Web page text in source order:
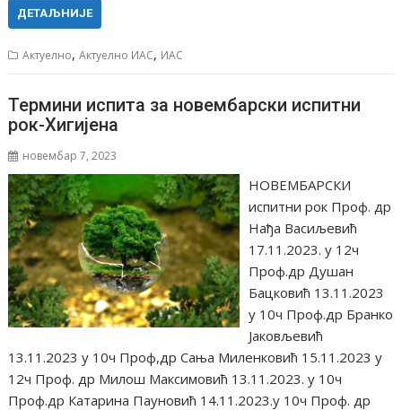
ДЕТАЉНИЈЕ
Актуелно,Актуелно ИАС, ИАС
Термини испита за новембарски испитни
рок-Хигијена
новембар 7, 2023
НОВЕМБАРСКИ
испитни рок Проф. др
Нађа Васиљевић
17.11.2023. у 12ч
Проф.др Душан
Бацковић 13.11.2023
у 10ч Проф.др Бранко
Јаковљевић
13.11.2023 у 10ч Проф,др Сања Миленковић 15.11.2023 у
12ч Проф. др Милош Максимовић 13.11.2023. у 10ч
Проф.др Катарина Пауновић 14.11.2023.у 10ч Проф. др